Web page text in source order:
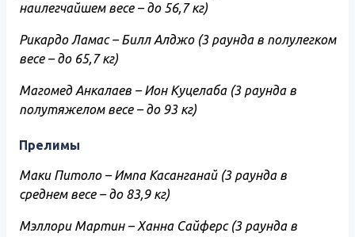
наилегчайшем весе – до 56,7 кг)
Рикардо Ламас – Билл Алджо (3 раунда в полулегком
весе – до 65,7 кг)
Магомед Анкалаев – Ион Куцелаба (3 раунда в
полутяжелом весе – до 93 кг)
Прелимы
Маки Питоло – Импа Касанганай (3 раунда в
среднем весе – до 83,9 кг)
Мэллори Мартин – Ханна Сайферс (3 раунда в